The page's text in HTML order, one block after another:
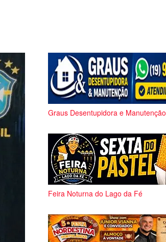
Graus Desentupidora e Manutenção
Feira Noturna do Lago da Fé